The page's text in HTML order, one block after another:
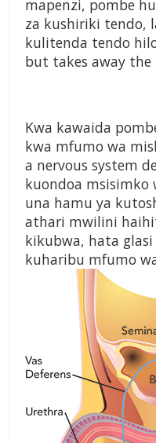
mapenzi, pombe
za kushiriki tendo,
kulitenda tendo
but takes away the
Kwa kawaida
kwa mfumo wa
a nervous system
kuondoa msisimko
una hamu ya
athari mwilini
kikubwa, hata
kuharibu mfumo